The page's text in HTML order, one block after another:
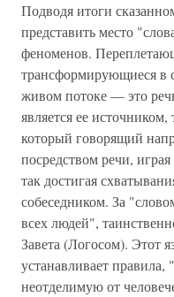
Подводя итоги
представить место
феноменов.
трансформирующиеся в
живом потоке — это
является ее
который говорящий
посредством речи,
так достигая
собеседником. За
всех людей",
Завета (Логосом). Этот
устанавливает правила,
неотделимую от